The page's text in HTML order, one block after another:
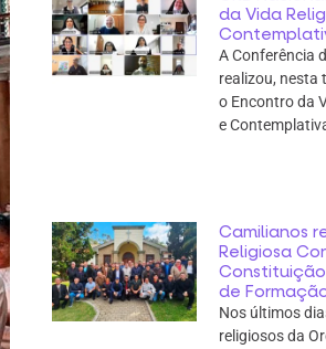
da Vida
A Conferência
realizou, nesta
o Encontro da
e
Camilianos
Religiosa
de
Nos últimos
religiosos da